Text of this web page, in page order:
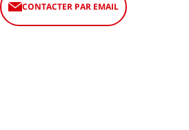
CONTACTER PAR EMAIL